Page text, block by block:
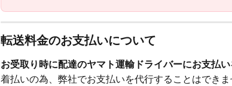
転送料金のお支払いについて
お受取り時に配達のヤマト運輸ドライバーにお支払い
着払いの為、弊社でお支払いを代行することはできま